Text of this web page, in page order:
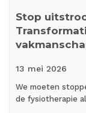
Stop
13 mei 2026
We moeten
de fysiotherapie